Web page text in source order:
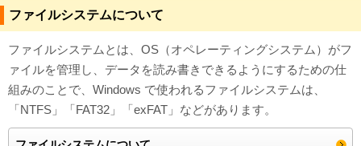
ファイルシステムについて
ファイルシステムとは、OS（オペレーティングシステム）がフ
ァイルを管理し、データを読み書きできるようにするための仕
組みのことで、Windows で使われるファイルシステムは、
「NTFS」「FAT32」「exFAT」などがあります。